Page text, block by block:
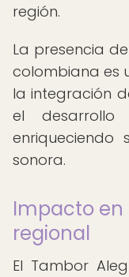
región.
La presencia
colombiana es
la integración
el
enriqueciendo
sonora.
Impacto
regional
El Tambor